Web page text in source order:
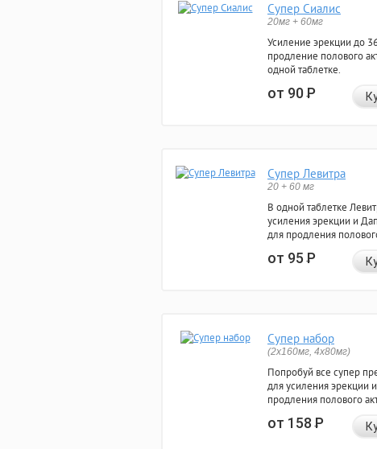
Супер Сиалис
20мг + 60мг
Усиление эрекции до
продление полового
одной таблетке.
от 90Р
Супер Левитра
20 + 60 мг
В одной таблетке
усиления эрекции и
для продления
от 95Р
Супер набор
(2х160мг, 4х80мг)
Попробуй все супер
для усиления эрекции и
продления полового
от 158Р